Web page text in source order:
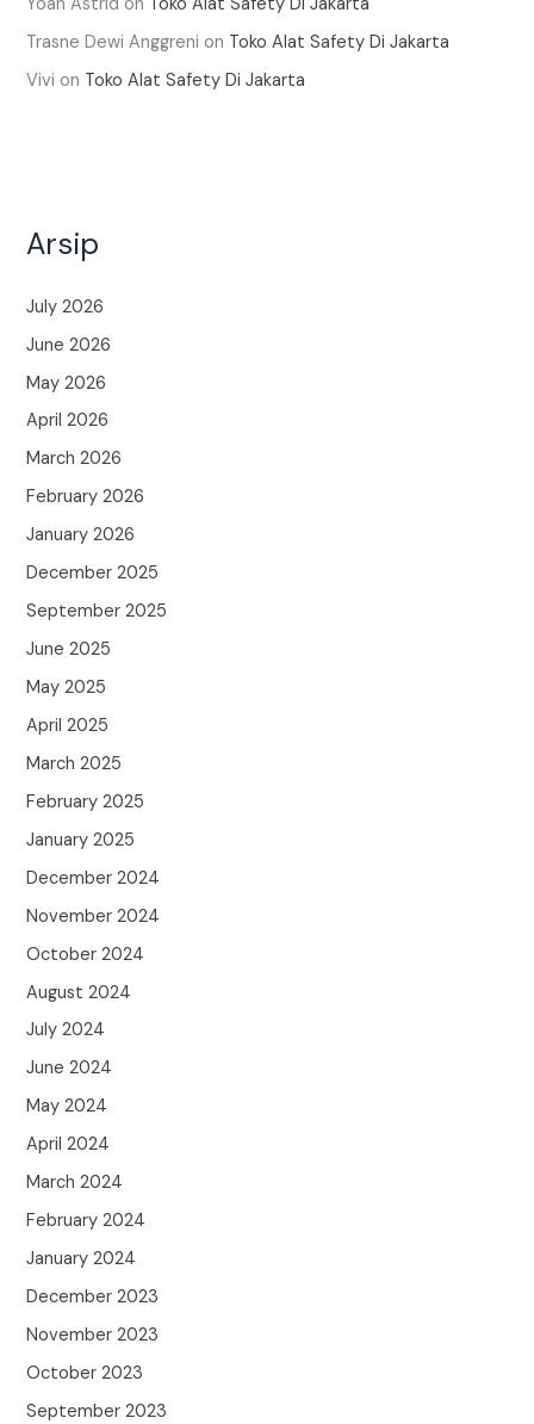
Yoan Astrid on Toko Alat Safety Di Jakarta
Trasne Dewi Anggreni on Toko Alat Safety Di Jakarta
Vivi on Toko Alat Safety Di Jakarta
Arsip
July 2026
June 2026
May 2026
April 2026
March 2026
February 2026
January 2026
December 2025
September 2025
June 2025
May 2025
April 2025
March 2025
February 2025
January 2025
December 2024
November 2024
October 2024
August 2024
July 2024
June 2024
May 2024
April 2024
March 2024
February 2024
January 2024
December 2023
November 2023
October 2023
September 2023